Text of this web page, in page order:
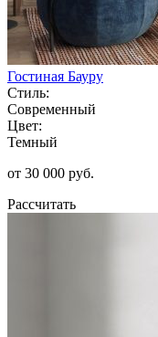
Гостиная Бауру
Стиль:
Современный
Цвет:
Темный
от 30 000 руб.
Рассчитать